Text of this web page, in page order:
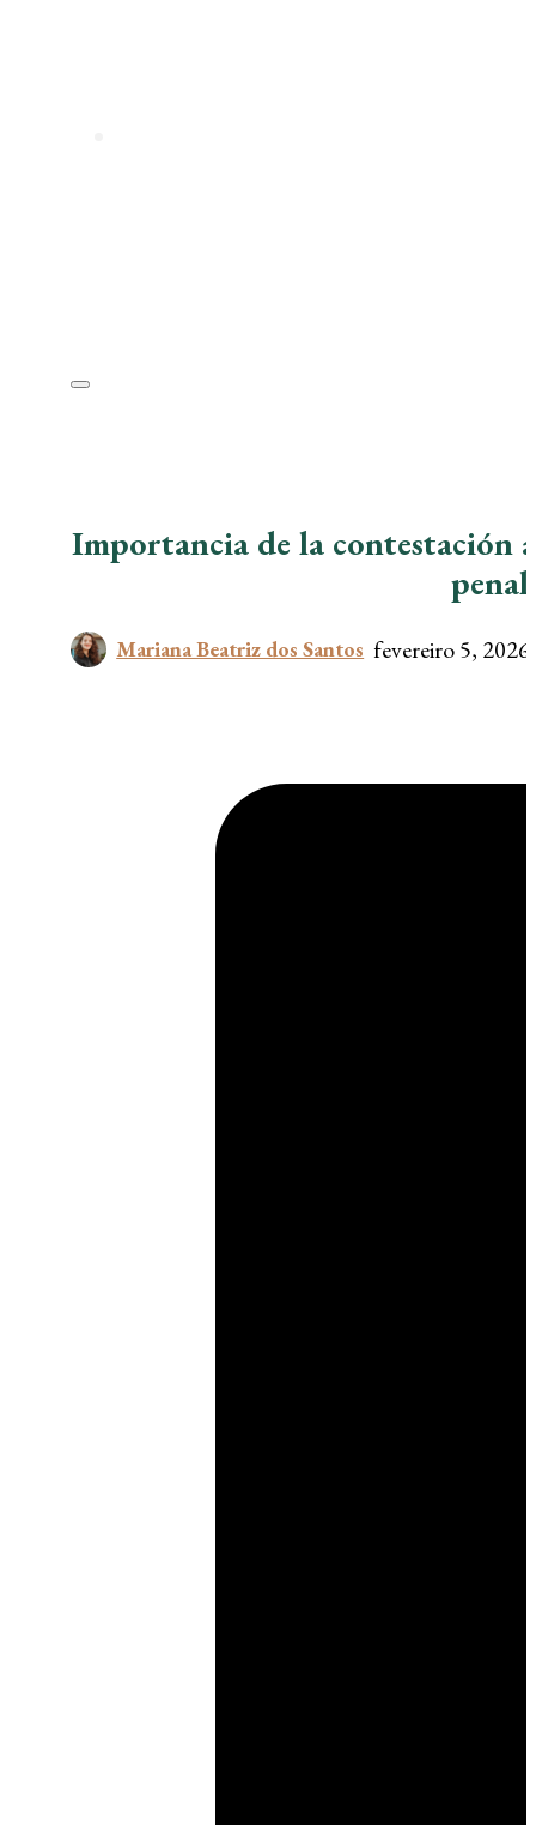
Importancia de la contestación
penal
Mariana Beatriz dos Santos fevereiro 5, 2026